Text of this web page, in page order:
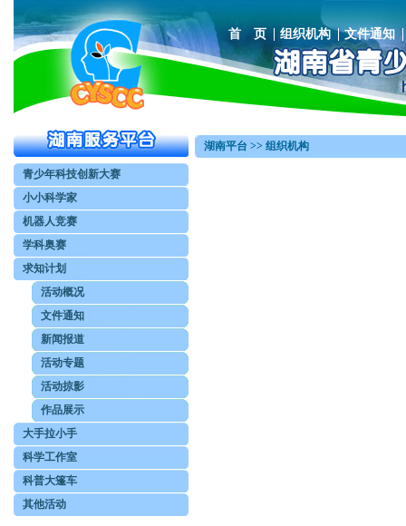
首 页 组织机构 文件通知
青少年科技创新大赛
小小科学家
机器人竞赛
学科奥赛
求知计划
活动概况
文件通知
新闻报道
活动专题
活动掠影
作品展示
大手拉小手
科学工作室
科普大篷车
其他活动
湖南平台 >> 组织机构